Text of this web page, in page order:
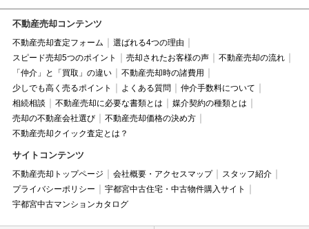
不動産売却コンテンツ
不動産売却査定フォーム
選ばれる4つの理由
スピード売却5つのポイント
売却されたお客様の声
不動産売却の流れ
「仲介」と「買取」の違い
不動産売却時の諸費用
少しでも高く売るポイント
よくある質問
仲介手数料について
相続相談
不動産売却に必要な書類とは
媒介契約の種類とは
売却の不動産会社選び
不動産売却価格の決め方
不動産売却クイック査定とは？
サイトコンテンツ
不動産売却トップページ 会社概要・アクセスマップ
スタッフ紹介
プライバシーポリシー
宇都宮中古住宅・中古物件購入サイト
宇都宮中古マンションカタログ